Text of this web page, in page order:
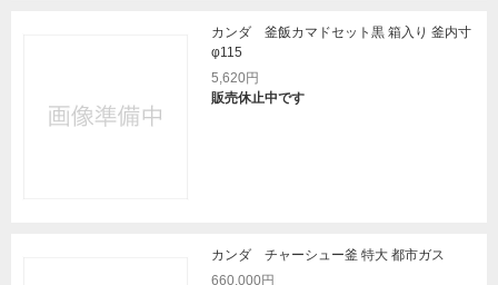
カンダ 釜飯カマドセット黒 箱入り 釜内寸
φ115
5,620円
販売休止中です
カンダ チャーシュー釜 特大 都市ガス
660,000円